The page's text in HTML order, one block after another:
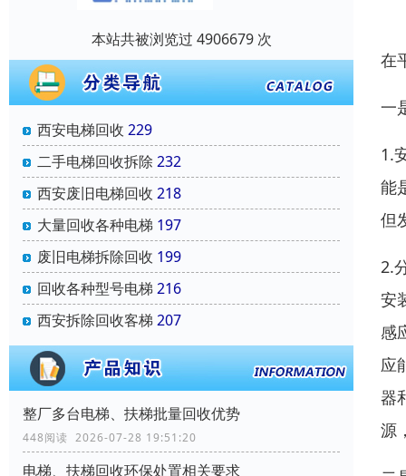
本站共被浏览过 4906679 次
西安电梯回收 229
二手电梯回收拆除 232
西安废旧电梯回收 218
大量回收各种电梯 197
废旧电梯拆除回收 199
回收各种型号电梯 216
西安拆除回收客梯 207
整厂多台电梯、扶梯批量回收优势
448阅读 2026-07-28 19:51:20
电梯、扶梯回收环保处置相关要求
在
一
1.
能
但
2.
安
感
应
器
源